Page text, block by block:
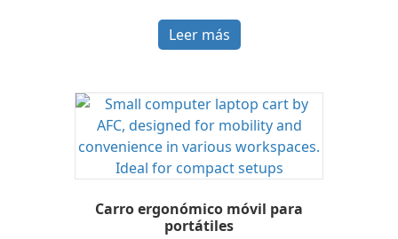
Leer más
Carro ergonómico móvil para
portátiles